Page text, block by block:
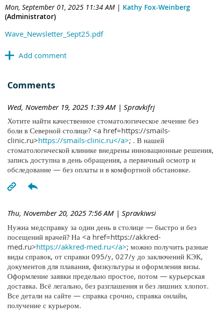
Mon, September 01, 2025 11:34 AM | Kathy Fox-Weinberg
(Administrator)
Wave_Newsletter_Sept25.pdf
Comments
Wed, November 19, 2025 1:39 AM | Spravkifrj
Хотите найти качественное стоматологическое лечение без
боли в Северной столице? <a href=https://smails-
clinic.ru>https://smails-clinic.ru</a>; . В нашей
стоматологической клинике внедрены инновационные решения,
запись доступна в день обращения, а первичный осмотр и
обследование — без оплаты и в комфортной обстановке.
Thu, November 20, 2025 7:56 AM | Spravkiwsi
Нужна медсправку за один день в столице — быстро и без
посещений врачей? На <a href=https://akkred-
med.ru>https://akkred-med.ru</a>; можно получить разные
виды справок, от справки 095/у, 027/у до заключений КЭК,
документов для плавания, физкультуры и оформления визы.
Оформление заявки предельно простое, потом — курьерская
доставка. Всё легально, без разглашения и без лишних хлопот.
Все детали на сайте — справка срочно, справка онлайн,
получение с курьером.